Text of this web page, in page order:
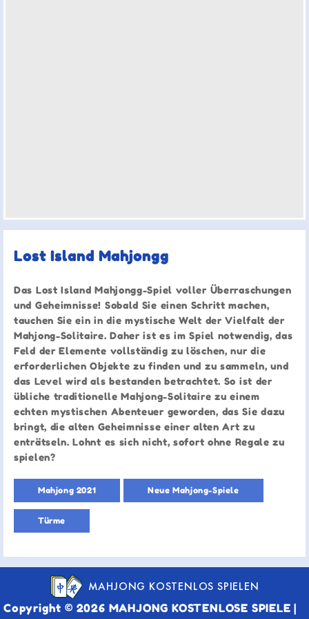
Lost Island Mahjongg
Das Lost Island Mahjongg-Spiel voller Überraschungen
und Geheimnisse! Sobald Sie einen Schritt machen,
tauchen Sie ein in die mystische Welt der Vielfalt der
Mahjong-Solitaire. Daher ist es im Spiel notwendig, das
Feld der Elemente vollständig zu löschen, nur die
erforderlichen Objekte zu finden und zu sammeln, und
das Level wird als bestanden betrachtet. So ist der
übliche traditionelle Mahjong-Solitaire zu einem
echten mystischen Abenteuer geworden, das Sie dazu
bringt, die alten Geheimnisse einer alten Art zu
enträtseln. Lohnt es sich nicht, sofort ohne Regale zu
spielen?
Mahjong 2021 Neue Mahjong-Spiele
Türme
MAHJONG KOSTENLOS SPIELEN
Copyright © 2026 MAHJONG KOSTENLOSE SPIELE |